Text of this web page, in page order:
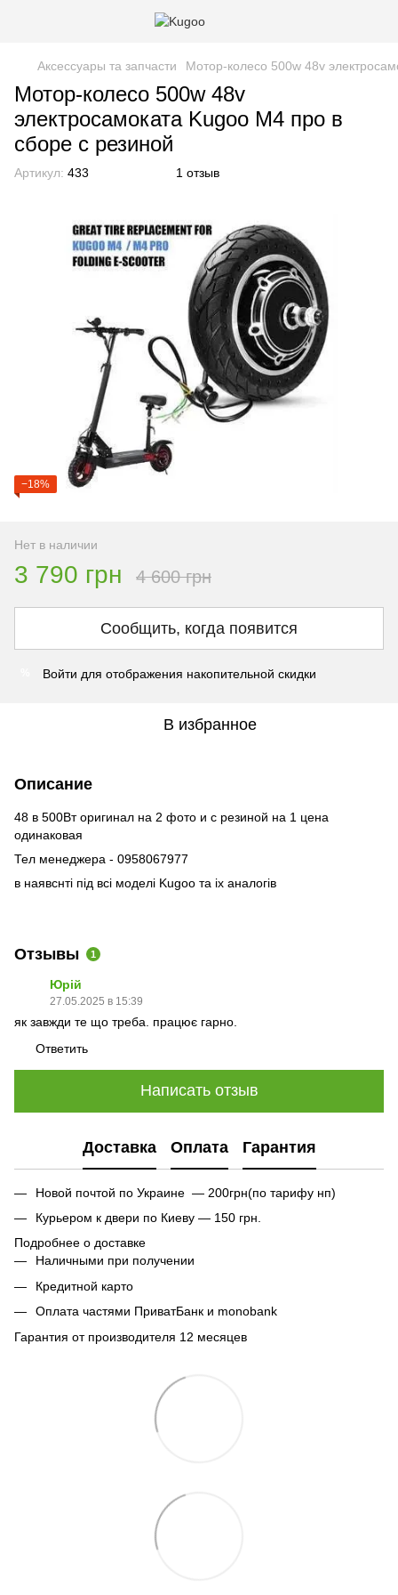
Аксессуары та запчасти Мотор-колесо 500w 48v
Мотор-колесо 500w 48v
электросамоката Kugoo M4 про в
сборе с резиной
Артикул: 433 1 отзыв
−18%
Нет в наличии
3 790 грн 4 600 грн
Сообщить, когда появится
Войти для отображения накопительной скидки
В избранное
Описание
48 в 500Вт оригинал на 2 фото и с резиной на 1 цена
одинаковая
Тел менеджера - 0958067977
в наявснті під всі моделі Kugoo та іх аналогів
Отзывы 1
Юрій
27.05.2025 в 15:39
як завжди те що треба. працює гарно.
Ответить
Написать отзыв
Доставка Оплата Гарантия
Новой почтой по Украине — 200грн(по тарифу нп)
Курьером к двери по Киеву — 150 грн.
Подробнее о доставке
Наличными при получении
Кредитной карто
Оплата частями ПриватБанк и monobank
Гарантия от производителя 12 месяцев